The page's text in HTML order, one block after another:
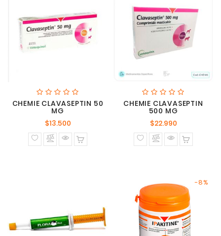
CHEMIE CLAVASEPTIN 50
MG
$13.500Precio
normal
CHEMIE CLAVASEPTIN
500 MG
$22.990Precio
normal
-8%